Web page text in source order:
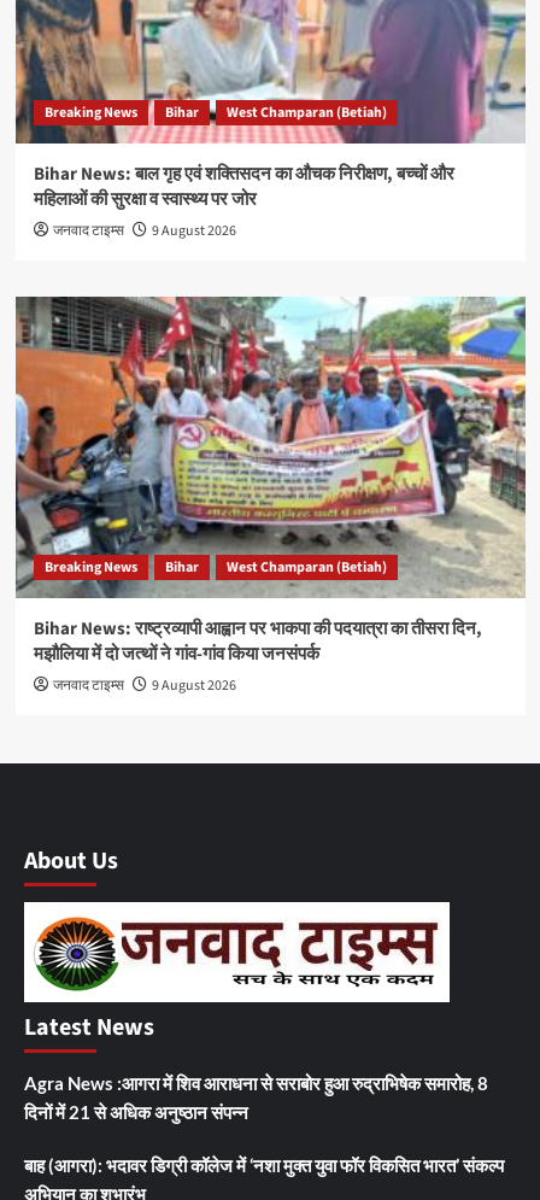
Breaking News Bihar West Champaran (Betiah)
Bihar News: बाल गृह एवं शक्तिसदन का औचक निरीक्षण, बच्चों और
महिलाओं की सुरक्षा व स्वास्थ्य पर जोर
जनवाद टाइम्स 9 August 2026
Breaking News Bihar West Champaran (Betiah)
Bihar News: राष्ट्रव्यापी आह्वान पर भाकपा की पदयात्रा का तीसरा दिन,
मझौलिया में दो जत्थों ने गांव-गांव किया जनसंपर्क
जनवाद टाइम्स 9 August 2026
About Us
Latest News
Agra News :आगरा में शिव आराधना से सराबोर हुआ रुद्राभिषेक समारोह, 8
दिनों में 21 से अधिक अनुष्ठान संपन्न
बाह (आगरा): भदावर डिग्री कॉलेज में ‘नशा मुक्त युवा फॉर विकसित भारत’ संकल्प
अभियान का शुभारंभ